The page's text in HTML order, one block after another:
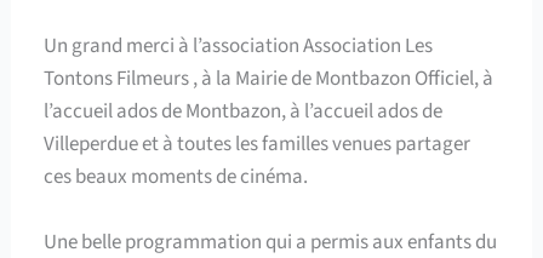
Un grand merci à l’association Association Les
Tontons Filmeurs , à la Mairie de Montbazon Officiel, à
l’accueil ados de Montbazon, à l’accueil ados de
Villeperdue et à toutes les familles venues partager
ces beaux moments de cinéma.
Une belle programmation qui a permis aux enfants du